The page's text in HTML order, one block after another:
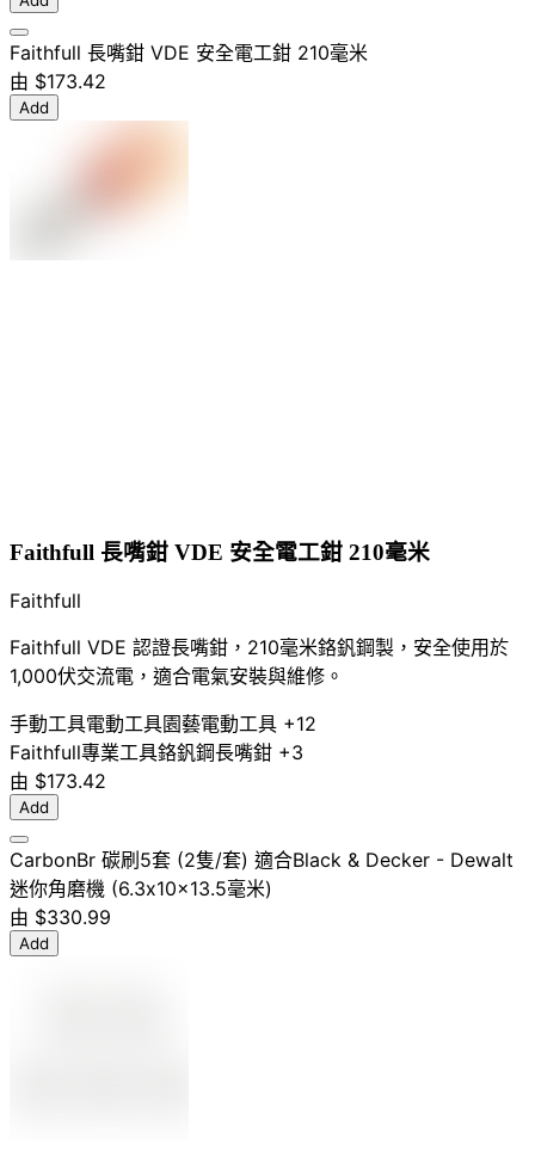
Faithfull 長嘴鉗 VDE 安全電工鉗 210毫米
由 $173.42
Add
Faithfull 長嘴鉗 VDE 安全電工鉗 210毫米
Faithfull
Faithfull VDE 認證長嘴鉗，210毫米鉻釩鋼製，安全使用於
1,000伏交流電，適合電氣安裝與維修。
手動工具電動工具園藝電動工具 +12
Faithfull專業工具鉻釩鋼長嘴鉗 +3
由 $173.42
Add
CarbonBr 碳刷5套 (2隻/套) 適合Black & Decker - Dewalt
迷你角磨機 (6.3x10x13.5毫米)
由 $330.99
Add